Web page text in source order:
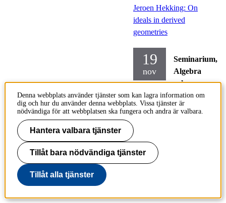
Jeroen Hekking: On
ideals in derived
geometries
19
nov
Seminarium,
Algebra
och
geometri
Onsdag
Jeroen
Denna webbplats använder tjänster som kan lagra information om
dig och hur du använder denna webbplats. Vissa tjänster är
nödvändiga för att webbplatsen ska fungera och andra är valbara.
Hantera valbara tjänster
Tillåt bara nödvändiga tjänster
Tillåt alla tjänster